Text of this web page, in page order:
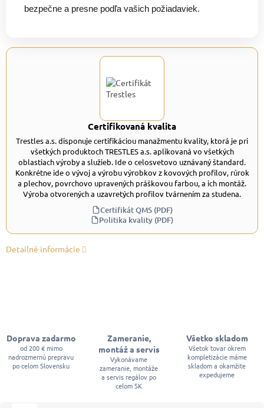
bezpečne a presne podľa vašich požiadaviek.
Certifikovaná kvalita
Trestles a.s. disponuje certifikáciou manažmentu kvality, ktorá je pri
všetkých produktoch TRESTLES a.s. aplikovaná vo všetkých
oblastiach výroby a služieb. Ide o celosvetovo uznávaný štandard.
Konkrétne ide o vývoj a výrobu výrobkov z kovových profilov, rúrok
a plechov, povrchovo upravených práškovou farbou, a ich montáž.
Výroba otvorených a uzavretých profilov tvárnením za studena.
Certifikát QMS (PDF)
Politika kvality (PDF)
Detailné informácie
Doprava zadarmo
od 200 € mimo
nadrozmernú prepravu
po celom Slovensku
Zameranie,
montáž a servis
Vykonávame
zameranie, montáže
a servis regálov po
celom SK
Všetko skladom
Všetok tovar okrem
kompletizácie máme
skladom a okamžite
expedujeme